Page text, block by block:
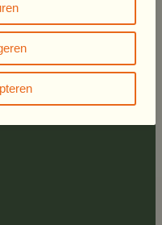
van verzinkte
in diverse standaard
leverbaar.